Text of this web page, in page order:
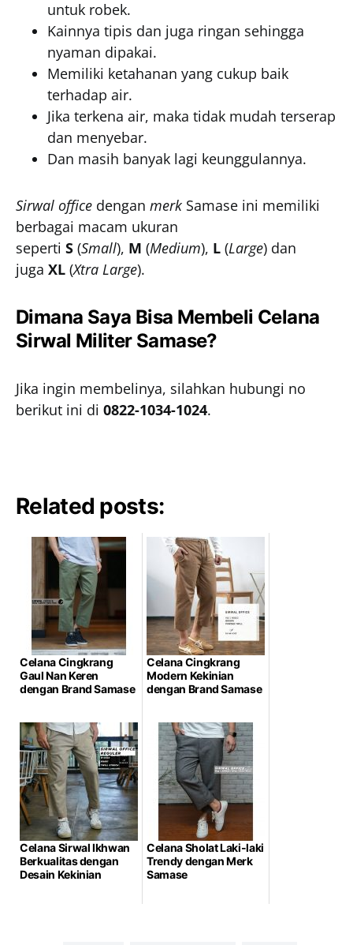
untuk robek.
Kainnya tipis dan juga ringan sehingga
nyaman dipakai.
Memiliki ketahanan yang cukup baik
terhadap air.
Jika terkena air, maka tidak mudah terserap
dan menyebar.
Dan masih banyak lagi keunggulannya.
Sirwal office dengan merk Samase ini memiliki
berbagai macam ukuran
seperti S (Small), M (Medium), L (Large) dan
juga XL (Xtra Large).
Dimana Saya Bisa Membeli Celana
Sirwal Militer Samase?
Jika ingin membelinya, silahkan hubungi no
berikut ini di 0822-1034-1024.
Related posts:
Celana Cingkrang
Gaul Nan Keren
dengan Brand Samase
Celana Cingkrang
Modern Kekinian
dengan Brand Samase
Celana Sirwal Ikhwan
Berkualitas dengan
Desain Kekinian
Celana Sholat Laki-laki
Trendy dengan Merk
Samase